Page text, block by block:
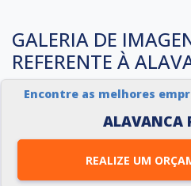
Encontre as melhores
ALAVANCA
GALERIA DE
REFERENTE À